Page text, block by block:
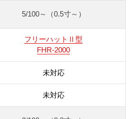
5/100～ （0.5寸～）
フリーハットⅡ型
FHR-2000
未対応
未対応